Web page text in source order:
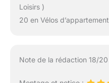
Loisirs )
20 en Vélos d’appartement
Note de la rédaction 18/20